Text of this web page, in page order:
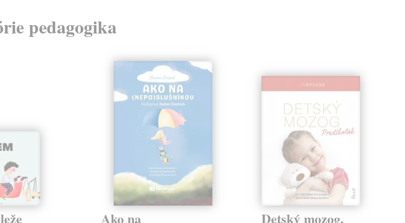
pedagogika
Ako na Detský mozog.